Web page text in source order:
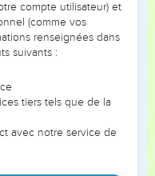
et les trésors de
tous les boucliers
chefs des coureurs, qui
de l'Éternel, les
dans la
compte utilisateur) et
(comme vos
renseignées dans
suivants :
tiers tels que de la
avec notre service de